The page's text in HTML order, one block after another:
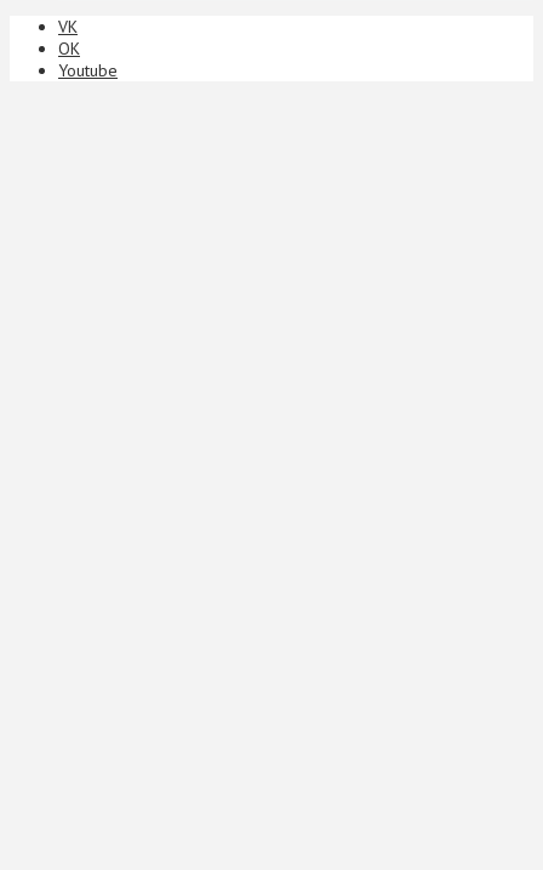
VK
ОК
Youtube